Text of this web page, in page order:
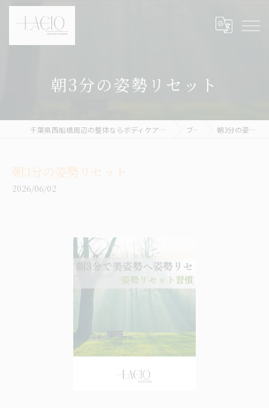
朝3分の姿勢リセット
千葉県西船橋周辺の整体ならボディケア&パーソナルトレーニング LACIQ ブログ 朝3分の姿勢リセット
朝3分の姿勢リセット
2026/06/02